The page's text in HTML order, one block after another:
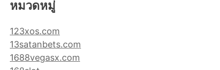
หมวดหมู่
123xos.com
13satanbets.com
1688vegasx.com